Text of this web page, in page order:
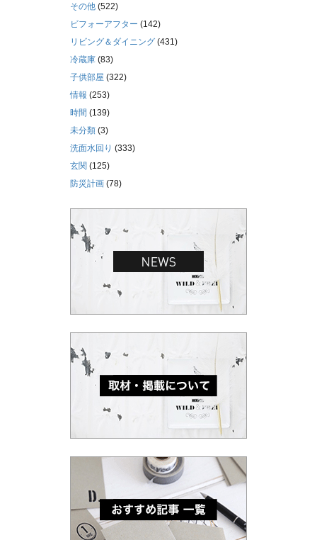
その他 (522)
ビフォーアフター (142)
リビング＆ダイニング (431)
冷蔵庫 (83)
子供部屋 (322)
情報 (253)
時間 (139)
未分類 (3)
洗面水回り (333)
玄関 (125)
防災計画 (78)